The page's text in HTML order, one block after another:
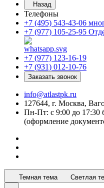
Назад
Телефоны
+7 (495) 543-43-06
+7 (977) 105-25-95
+7 (977) 123-16-19
+7 (931) 012-10-76
Заказать звонок
info@atlastpk.ru
127644, г. Москва,
Пн-Пт: с 9:00 до 17:30
(оформление
Темная тема Светлая